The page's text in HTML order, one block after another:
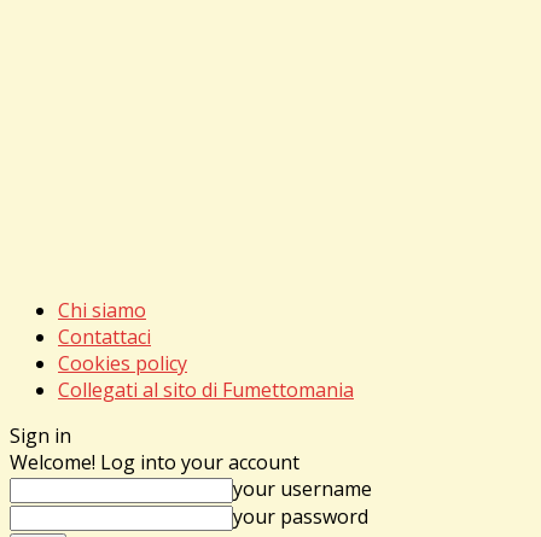
Chi siamo
Contattaci
Cookies policy
Collegati al sito di Fumettomania
Sign in
Welcome! Log into your account
your username
your password